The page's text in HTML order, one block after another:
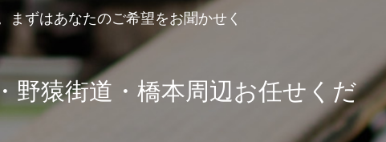
ずはあなたのご希望をお聞かせく
野猿街道・橋本周辺お任せくだ